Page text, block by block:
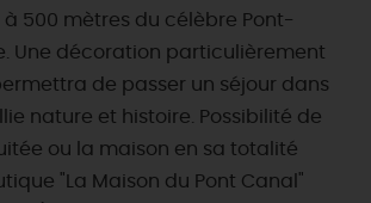
TOUT L'AGENDA
à 500 mètres du célèbre Pont-
Une décoration particulièrement
de passer un séjour dans
nature et histoire. Possibilité de
ou la maison en sa totalité
"La Maison du Pont Canal"